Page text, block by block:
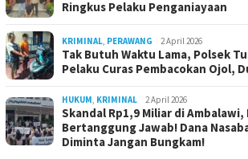
Ringkus Pelaku Penganiayaan
KRIMINAL PERAWANG 2 April 2026
Tak Butuh Waktu Lama, Polsek
Pelaku Curas Pembacokan Ojol,
HUKUM KRIMINAL 2 April 2026
Skandal Rp1,9 Miliar di
Bertanggung Jawab! Dana
Diminta Jangan Bungkam!